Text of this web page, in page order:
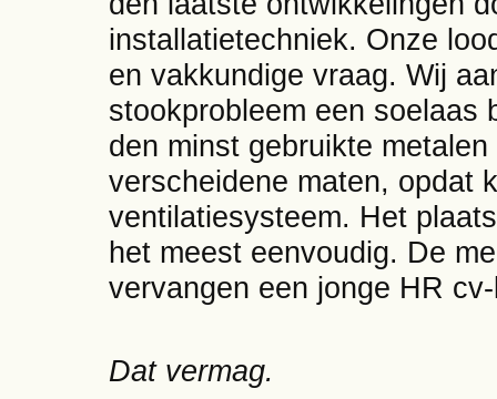
installatietechniek. Onze
en vakkundige vraag. Wij
stookprobleem een soelaas
den minst gebruikte
verscheidene maten, opdat
ventilatiesysteem. Het
het meest eenvoudig. De
vervangen een jonge HR
Dat vermag.